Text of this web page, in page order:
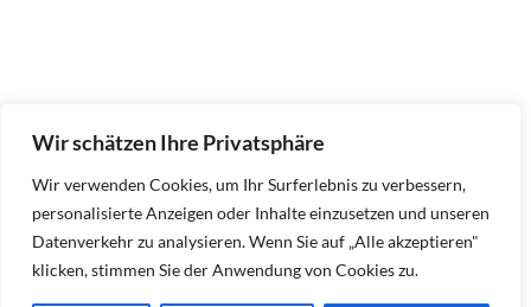
Wir schätzen Ihre Privatsphäre
Wir verwenden Cookies, um Ihr Surferlebnis zu verbessern,
personalisierte Anzeigen oder Inhalte einzusetzen und unseren
Datenverkehr zu analysieren. Wenn Sie auf „Alle akzeptieren"
klicken, stimmen Sie der Anwendung von Cookies zu.